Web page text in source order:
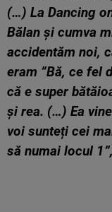
(…) La Dancing
Bălan și cumva
accidentăm noi,
eram ”Bă, ce fel
că e super
și rea. (…) Ea
voi sunteți cei
să numai locul 1”,